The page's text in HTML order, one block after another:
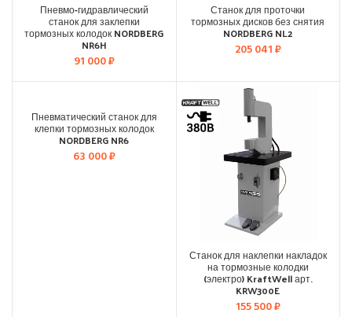
Пневмо-гидравлический
станок для заклепки
тормозных колодок NORDBERG
NR6H
91 000₽
Станок для проточки
тормозных дисков без снятия
NORDBERG NL2
205 041₽
Пневматический станок для
клепки тормозных колодок
NORDBERG NR6
63 000₽
Станок для наклепки накладок
на тормозные колодки
(электро) KraftWell арт.
KRW300E
155 500₽